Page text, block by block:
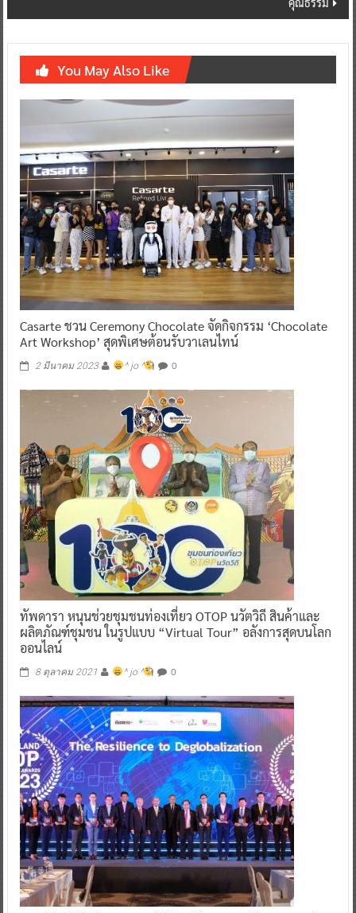
You May Also Like
Casarte ชวน Ceremony Chocolate จัดกิจกรรม ‘Chocolate
Art Workshop’ สุดพิเศษต้อนรับวาเลนไทน์
2 มีนาคม 2023 ^ jo ^ 0
ทัพดารา หนุนช่วยชุมชนท่องเที่ยว OTOP นวัตวิถี สินค้าและ
ผลิตภัณฑ์ชุมชน ในรูปแบบ “Virtual Tour” อลังการสุดบนโลก
ออนไลน์
8 ตุลาคม 2021 ^ jo ^ 0